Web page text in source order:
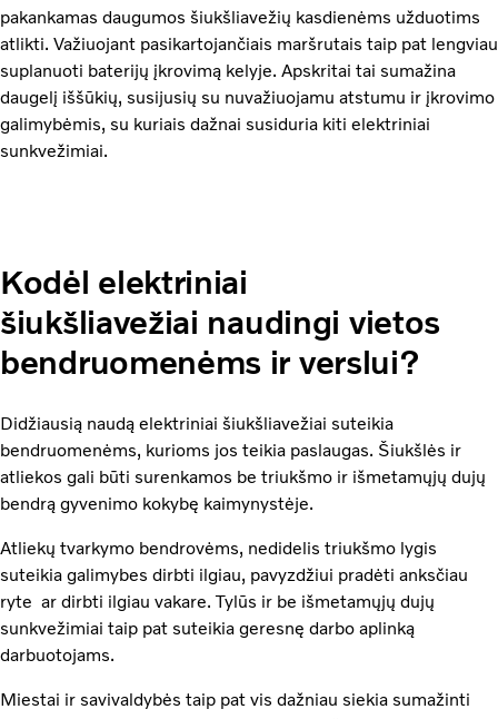
pakankamas daugumos šiukšliavežių kasdienėms užduotims
atlikti. Važiuojant pasikartojančiais maršrutais taip pat lengviau
suplanuoti baterijų įkrovimą kelyje. Apskritai tai sumažina
daugelį iššūkių, susijusių su nuvažiuojamu atstumu ir įkrovimo
galimybėmis, su kuriais dažnai susiduria kiti elektriniai
sunkvežimiai.
Kodėl elektriniai
šiukšliavežiai naudingi vietos
bendruomenėms ir verslui?
Didžiausią naudą elektriniai šiukšliavežiai suteikia
bendruomenėms, kurioms jos teikia paslaugas. Šiukšlės ir
atliekos gali būti surenkamos be triukšmo ir išmetamųjų dujų
bendrą gyvenimo kokybę kaimynystėje.
Atliekų tvarkymo bendrovėms, nedidelis triukšmo lygis
suteikia galimybes dirbti ilgiau, pavyzdžiui pradėti anksčiau
ryte ar dirbti ilgiau vakare. Tylūs ir be išmetamųjų dujų
sunkvežimiai taip pat suteikia geresnę darbo aplinką
darbuotojams.
Miestai ir savivaldybės taip pat vis dažniau siekia sumažinti